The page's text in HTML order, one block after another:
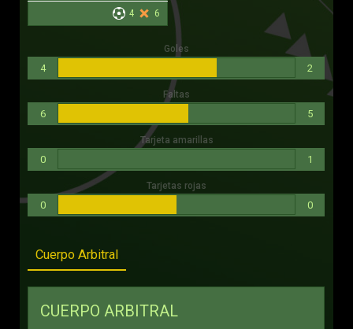
4
6
Goles
4 2
Faltas
6 5
Tarjeta amarillas
0 1
Tarjetas rojas
0 0
Cuerpo Arbitral
CUERPO ARBITRAL